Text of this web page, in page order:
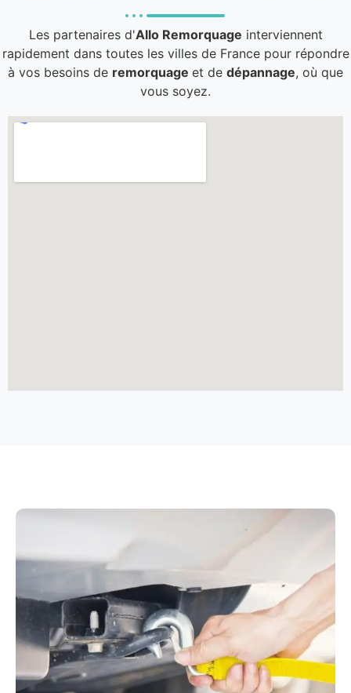
Les partenaires d'Allo Remorquage interviennent
rapidement dans toutes les villes de France pour répondre
à vos besoins de remorquage et de dépannage, où que
vous soyez.